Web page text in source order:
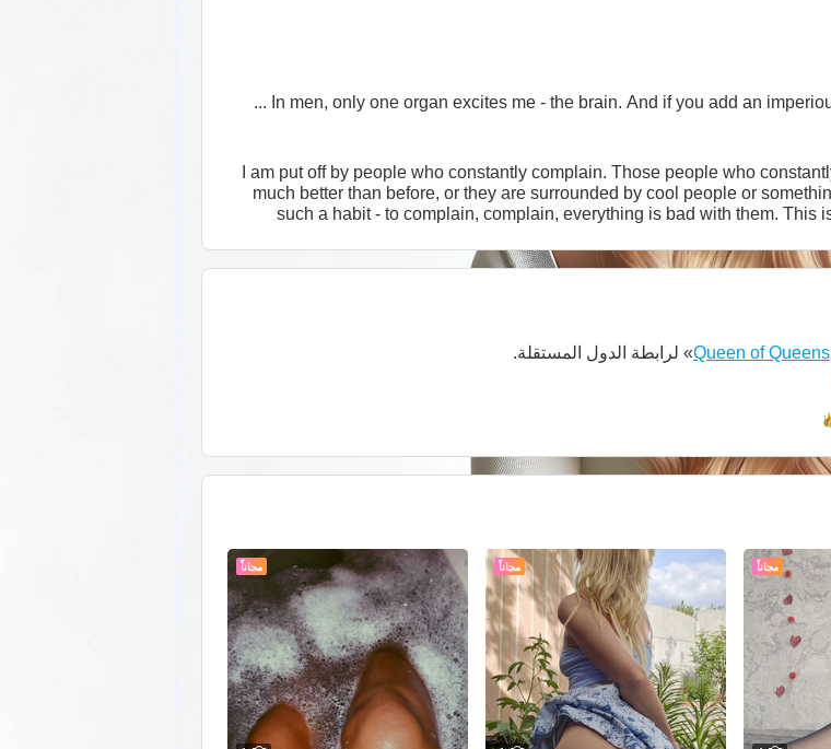
In men, only one organ excites me - the brain. And if you add an
I am put off by people who constantly complain. Those people who
much better than before, or they are surrounded by cool people or
such a habit - to complain, complain, everything is bad with them. This
Queen of Queens» لرابطة الدول المستقلة.
مجاناً مجاناً مجاناً